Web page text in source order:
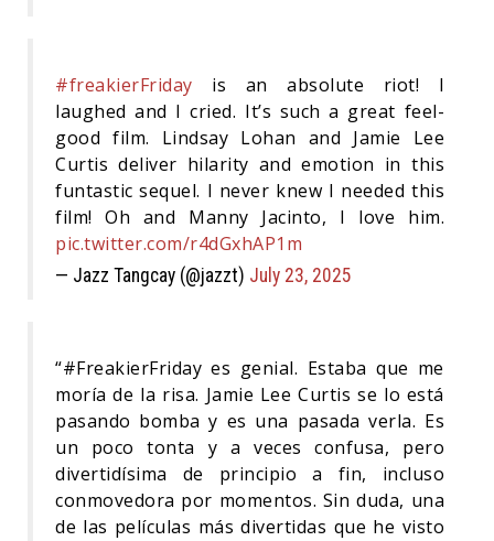
#freakierFriday is an absolute riot! I
laughed and I cried. It’s such a great feel-
good film. Lindsay Lohan and Jamie Lee
Curtis deliver hilarity and emotion in this
funtastic sequel. I never knew I needed this
film! Oh and Manny Jacinto, I love him.
pic.twitter.com/r4dGxhAP1m
— Jazz Tangcay (@jazzt) July 23, 2025
“#FreakierFriday es genial. Estaba que me
moría de la risa. Jamie Lee Curtis se lo está
pasando bomba y es una pasada verla. Es
un poco tonta y a veces confusa, pero
divertidísima de principio a fin, incluso
conmovedora por momentos. Sin duda, una
de las películas más divertidas que he visto